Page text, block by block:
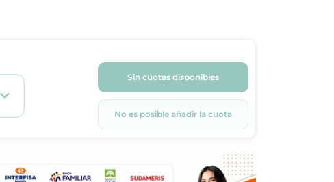
Sin cuotas disponibles
No es posible añadir la cuota